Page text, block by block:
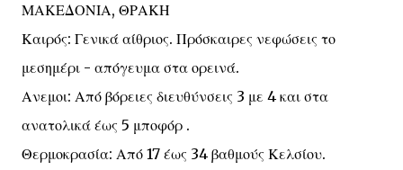
ΜΑΚΕΔΟΝΙΑ, ΘΡΑΚΗ
Καιρός: Γενικά αίθριος. Πρόσκαιρες νεφώσεις το
μεσημέρι - απόγευμα στα ορεινά.
Ανεμοι: Από βόρειες διευθύνσεις 3 με 4 και στα
ανατολικά έως 5 μποφόρ .
Θερμοκρασία: Από 17 έως 34 βαθμούς Κελσίου.